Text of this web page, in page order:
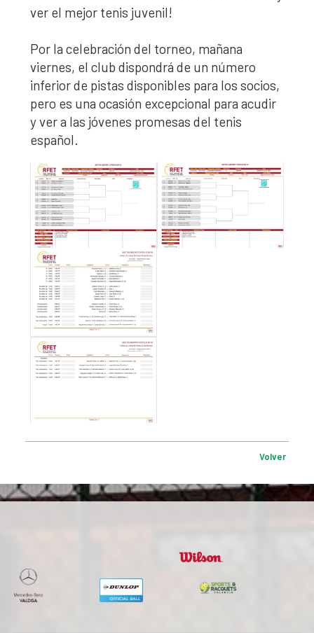
ver el mejor tenis juvenil!
Por la celebración del torneo, mañana
viernes, el club dispondrá de un número
inferior de pistas disponibles para los socios,
pero es una ocasión excepcional para acudir
y ver a las jóvenes promesas del tenis
español.
Volver